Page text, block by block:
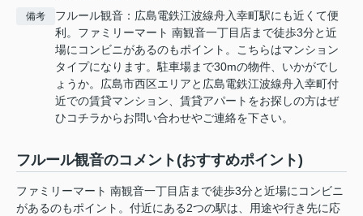
備考
フルール観音：広島電鉄江波線舟入幸町駅にも近くて便
利。ファミリーマート 南観音一丁目店まで徒歩3分と近
場にコンビニがあるのもポイント。こちらはマンション
タイプになります。駐車場まで30mの物件、いかがでし
ょうか。広島市西区エリアと広島電鉄江波線舟入幸町付
近での賃貸マンション、賃貸アパートをお探しの方はぜ
ひコチラからお問い合わせやご連絡を下さい。
フルール観音のコメント(おすすめポイント)
ファミリーマート 南観音一丁目店まで徒歩3分と近場にコンビニ
があるのもポイント。付近にある2つの駅は、用途や行き先に応